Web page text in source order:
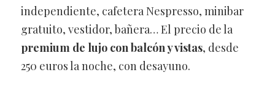
independiente, cafetera Nespresso, minibar
gratuito, vestidor, bañera… El precio de la
premium de lujo con balcón y vistas, desde
250 euros la noche, con desayuno.